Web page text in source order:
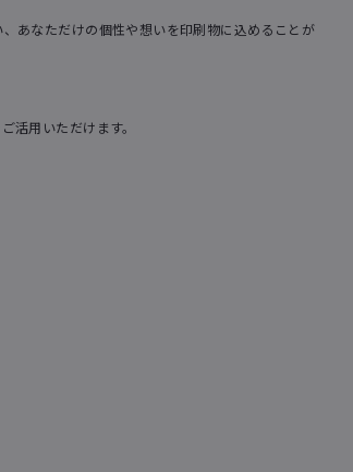
あなただけの個性や想いを印刷物に込めることが
活用いただけます。